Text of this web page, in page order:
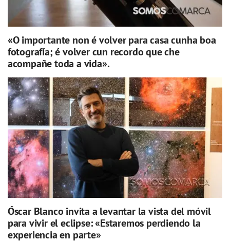
«O importante non é volver para casa cunha boa
fotografía; é volver cun recordo que che
acompañe toda a vida».
Óscar Blanco invita a levantar la vista del móvil
para vivir el eclipse: «Estaremos perdiendo la
experiencia en parte»